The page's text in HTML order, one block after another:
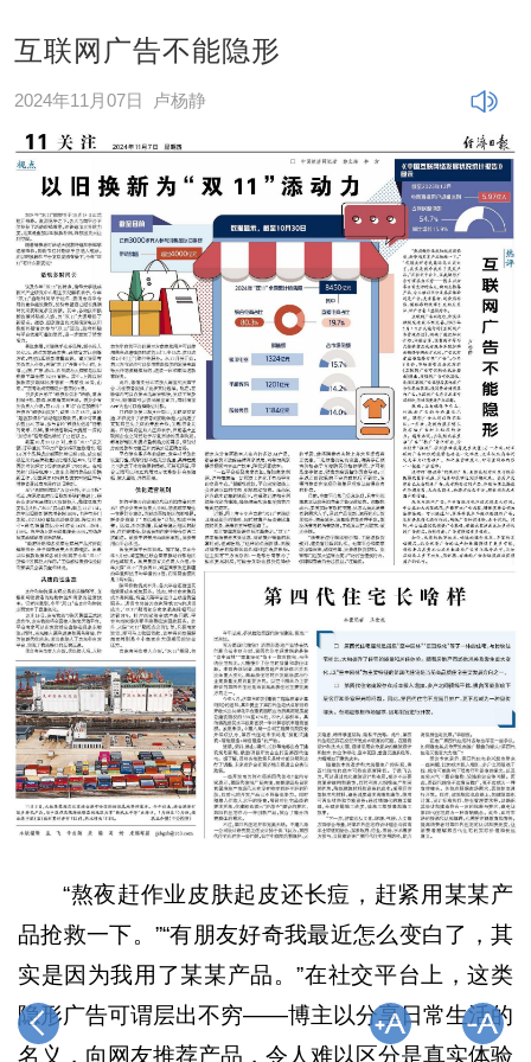
互联网广告不能隐形
2024年11月07日 卢杨静
“熬夜赶作业皮肤起皮还长痘，赶紧用某某产
品抢救一下。”“有朋友好奇我最近怎么变白了，其
实是因为我用了某某产品。”在社交平台上，这类
隐形广告可谓层出不穷——博主以分享日常生活的
名义，向网友推荐产品，令人难以区分是真实体验